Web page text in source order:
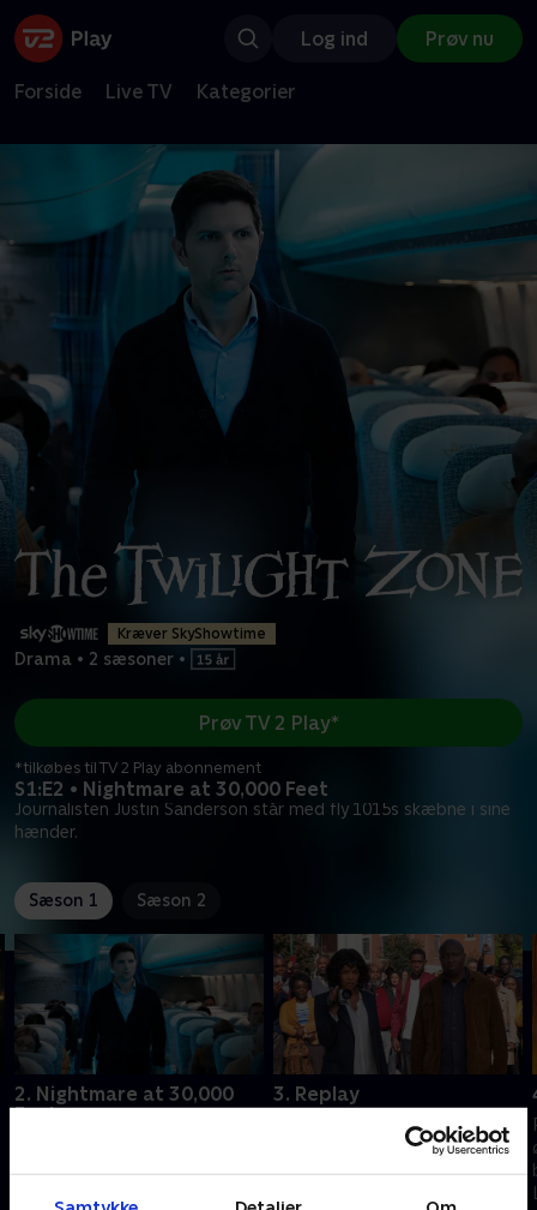
Log ind Prøv nu
Forside Live TV Kategorier
Kræver SkyShowtime
Drama • 2 sæsoner •
S1:E2 • Nightmare at 30,000 Feet
Journalisten Justin Sanderson står med fly 1015s skæbne i sine
hænder.
Prøv TV 2 Play*
*tilkøbes til TV 2 Play abonnement
Sæson 1 Sæson 2
2. Nightmare at 30,000
Feet
3. Replay
Ninas gamle videokamera kan
spole tiden tilbage. Men kan
det også hjælpe med at sikre